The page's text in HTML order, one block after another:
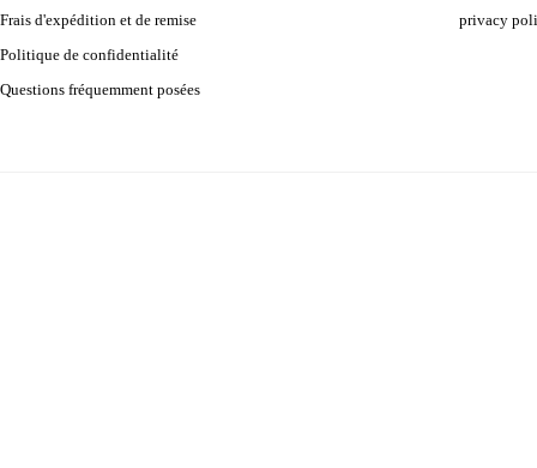
Frais d'expédition et de remise
Politique de confidentialité
Questions fréquemment posées
privacy